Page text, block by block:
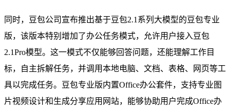
同时，豆包公司宣布推出基于豆包2.1系列大模型的豆包专业
版，该版本特别增加了办公任务模式，允许用户接入豆包
2.1Pro模型。这一模式不仅能够回答问题，还能理解工作目
标，自主拆解任务，并调用本地电脑、文档、表格、网页等工
具以完成任务。豆包专业版内置Office办公套件，支持专业图
片视频设计和生成分享应用网站，能够协助用户完成Office办